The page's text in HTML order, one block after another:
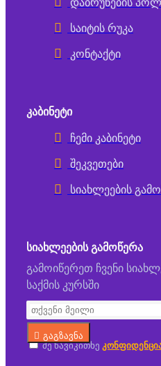
საიტის რუკა
კონტაქტი
ᲙᲐᲑᲘᲜᲔᲢᲘ
ჩემი კაბინეტი
შეკვეთები
სიახლეების
ᲡᲘᲐᲮᲚᲔᲔᲑᲘᲡ ᲒᲐᲛᲝᲬᲔᲠᲐ
გამოიწერეთ ჩვენი
საქმის კურსში
გაგზავნა
მე წავიკითხე